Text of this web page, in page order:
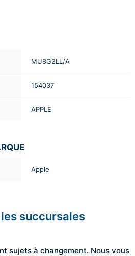
MU8G2LL/A
154037
APPLE
Apple
succursales
sujets à changement. Nous vous